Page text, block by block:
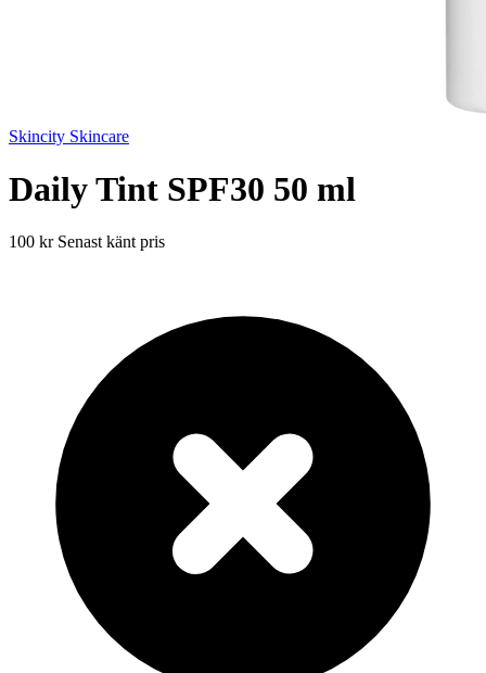
Skincity Skincare
Daily Tint SPF30 50 ml
100 kr Senast känt pris